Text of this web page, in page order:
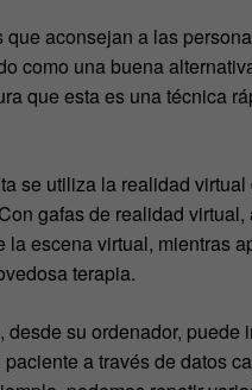
que aconsejan a las
como una buena
que esta es una técnica
se utiliza la realidad
gafas de realidad
la escena virtual, mientras
terapia.
desde su ordenador,
a través de datos